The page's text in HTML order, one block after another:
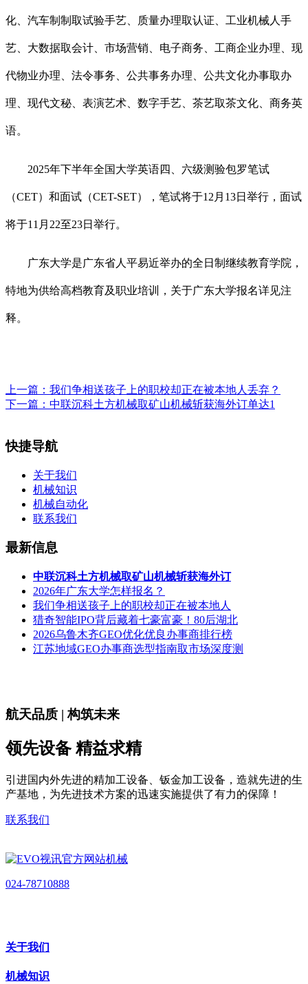
化、汽车制制取试验手艺、质量办理取认证、工业机械人手
艺、大数据取会计、市场营销、电子商务、工商企业办理、现
代物业办理、法令事务、公共事务办理、公共文化办事取办
理、现代文秘、表演艺术、数字手艺、茶艺取茶文化、商务英
语。
2025年下半年全国大学英语四、六级测验包罗笔试
（CET）和面试（CET-SET），笔试将于12月13日举行，面试
将于11月22至23日举行。
广东大学是广东省人平易近举办的全日制继续教育学院，
特地为供给高档教育及职业培训，关于广东大学报名详见注
释。
上一篇： 我们争相送孩子上的职校却正在被本地人丢弃？
下一篇： 中联沉科土方机械取矿山机械斩获海外订单达1
快捷导航
关于我们
机械知识
机械自动化
联系我们
最新信息
中联沉科土方机械取矿山机械斩获海外订
2026年广东大学怎样报名？
我们争相送孩子上的职校却正在被本地人
猎奇智能IPO背后藏着七豪富豪！80后湖北
2026乌鲁木齐GEO优化优良办事商排行榜
江苏地域GEO办事商选型指南取市场深度测
航天品质 | 构筑未来
领先设备 精益求精
引进国内外先进的精加工设备、钣金加工设备，造就先进的生
产基地，为先进技术方案的迅速实施提供了有力的保障！
联系我们
024-78710888
关于我们
机械知识